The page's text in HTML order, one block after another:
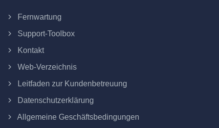
Fernwartung
Support-Toolbox
Kontakt
Web-Verzeichnis
Leitfaden zur Kundenbetreuung
Datenschutzerklärung
Allgemeine Geschäftsbedingungen